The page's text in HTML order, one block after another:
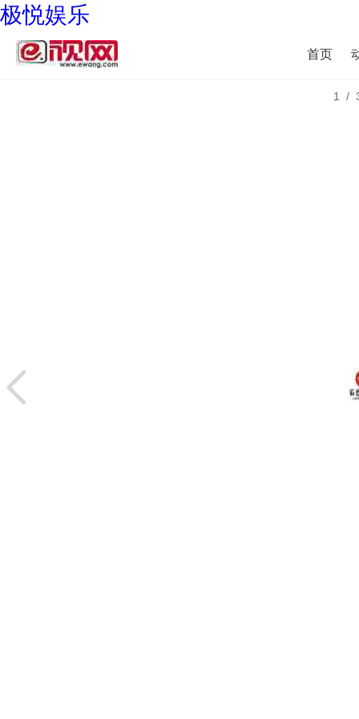
极悦娱乐
首页
1/